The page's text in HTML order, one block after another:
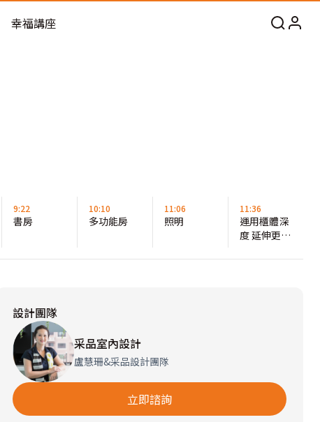
幸福講座
9:22
書房
10:10
多功能房
11:06
照明
11:36
運用櫃體深
度 延伸更多
設計團隊
采品室內設計
盧慧珊&采品設計團隊
立即諮詢